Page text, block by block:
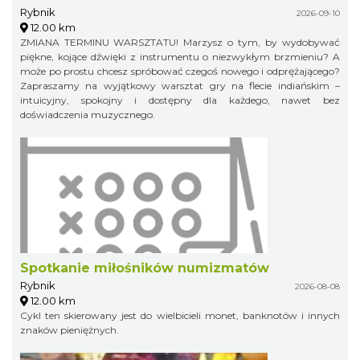
Rybnik 2026-09-10
12.00 km
ZMIANA TERMINU WARSZTATU! Marzysz o tym, by wydobywać
piękne, kojące dźwięki z instrumentu o niezwykłym brzmieniu? A
może po prostu chcesz spróbować czegoś nowego i odprężającego?
Zapraszamy na wyjątkowy warsztat gry na flecie indiańskim –
intuicyjny, spokojny i dostępny dla każdego, nawet bez
doświadczenia muzycznego.
Spotkanie miłośników numizmatów
Rybnik 2026-08-08
12.00 km
Cykl ten skierowany jest do wielbicieli monet, banknotów i innych
znaków pieniężnych.